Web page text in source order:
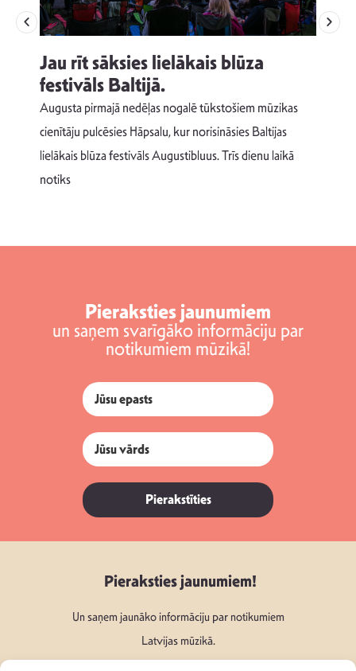
Jau rīt sāksies lielākais blūza
festivāls Baltijā.
Augusta pirmajā nedēļas nogalē tūkstošiem mūzikas
cienītāju pulcēsies Hāpsalu, kur norisināsies Baltijas
lielākais blūza festivāls Augustibluus. Trīs dienu laikā
notiks
Pieraksties jaunumiem
un saņem svarīgāko informāciju par
notikumiem mūzikā!
Pierakstīties
Pieraksties jaunumiem!
Un saņem jaunāko informāciju par notikumiem
Latvijas mūzikā.